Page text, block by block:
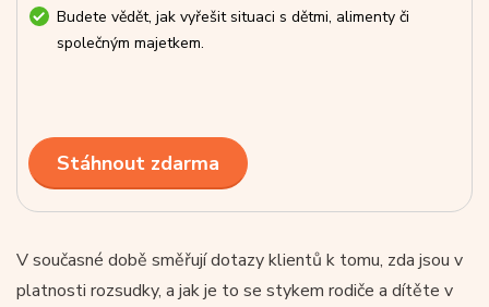
Budete vědět, jak vyřešit situaci s dětmi, alimenty či
společným majetkem.
Stáhnout zdarma
V současné době směřují dotazy klientů k tomu, zda jsou v
platnosti rozsudky, a jak je to se stykem rodiče a dítěte v